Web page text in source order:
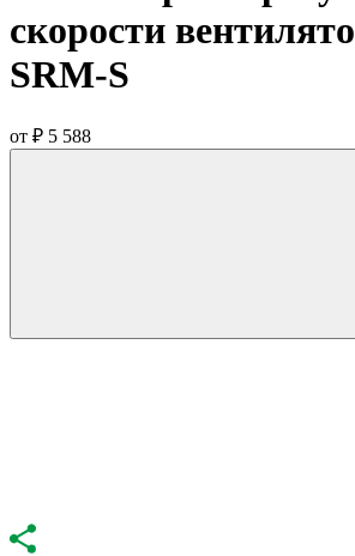
скорости
SRM-S
от ₽ 5 588